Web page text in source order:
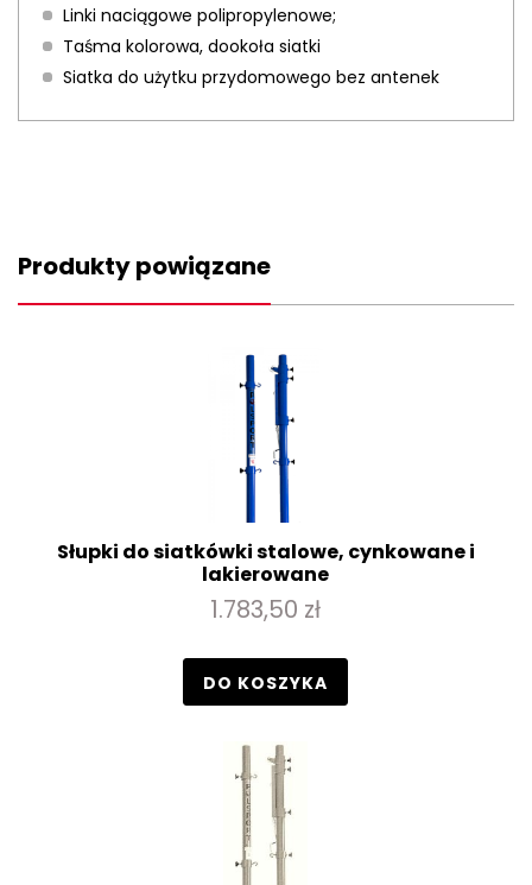
Linki naciągowe polipropylenowe;
Taśma kolorowa, dookoła siatki
Siatka do użytku przydomowego bez antenek
Produkty powiązane
Słupki do siatkówki stalowe, cynkowane i
lakierowane
1.783,50 zł
DO KOSZYKA